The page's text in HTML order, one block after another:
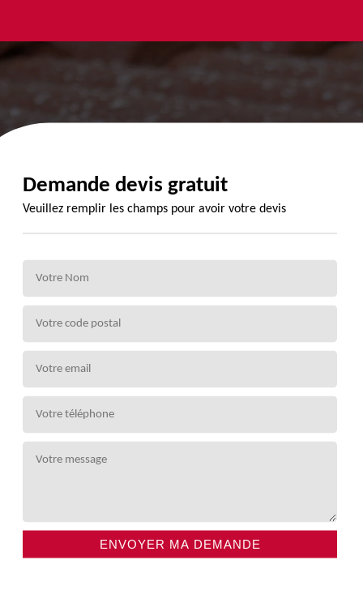
Demande devis gratuit
Veuillez remplir les champs pour avoir votre devis